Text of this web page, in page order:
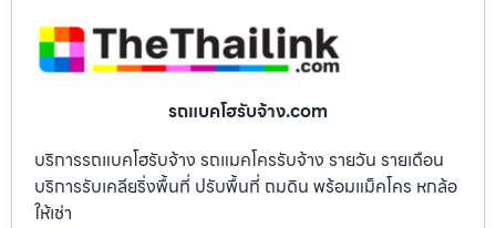
รถแบคโฮรับจ้าง.com
บริการรถแบคโฮรับจ้าง รถแมคโครรับจ้าง รายวัน รายเดือน
บริการรับเคลียริ่งพื้นที่ ปรับพื้นที่ ถมดิน พร้อมแม็คโคร หกล้อ
ให้เช่า